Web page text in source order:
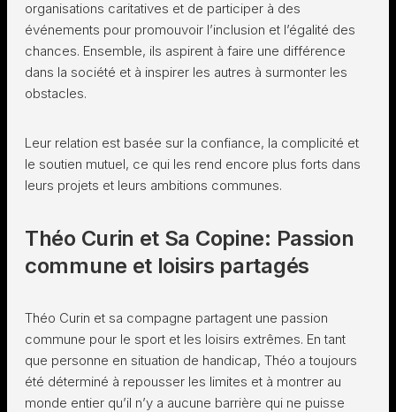
organisations caritatives et de participer à des
événements pour promouvoir l’inclusion et l’égalité des
chances. Ensemble, ils aspirent à faire une différence
dans la société et à inspirer les autres à surmonter les
obstacles.
Leur relation est basée sur la confiance, la complicité et
le soutien mutuel, ce qui les rend encore plus forts dans
leurs projets et leurs ambitions communes.
Théo Curin et Sa Copine: Passion
commune et loisirs partagés
Théo Curin et sa compagne partagent une passion
commune pour le sport et les loisirs extrêmes. En tant
que personne en situation de handicap, Théo a toujours
été déterminé à repousser les limites et à montrer au
monde entier qu’il n’y a aucune barrière qui ne puisse